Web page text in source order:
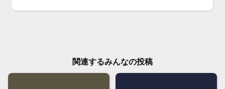
関連するみんなの投稿